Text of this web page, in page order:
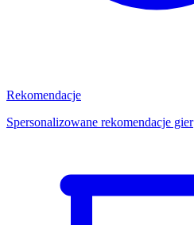
Rekomendacje
Spersonalizowane rekomendacje gier